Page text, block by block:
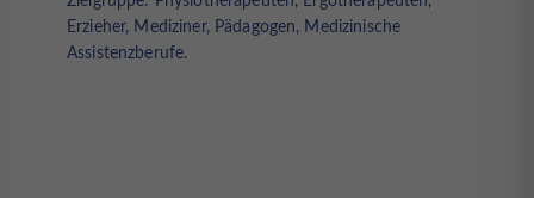
Erzieher, Mediziner, Pädagogen, Medizinische
Assistenzberufe.